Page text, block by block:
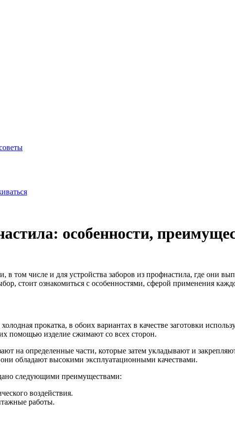
особенности,
том числе и для устройства заборов из профнастила, где они
стоит ознакомиться с особенностями, сферой применения
прокатка, в обоих вариантах в качестве заготовки
помощью изделие сжимают со всех сторон.
на определенные части, которые затем укладывают и
обладают высокими эксплуатационными качествами.
следующими преимуществами:
воздействия.
работы.